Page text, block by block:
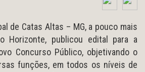
de Catas Altas – MG, a pouco mais
Horizonte, publicou edital para a
Concurso Público, objetivando o
funções, em todos os níveis de